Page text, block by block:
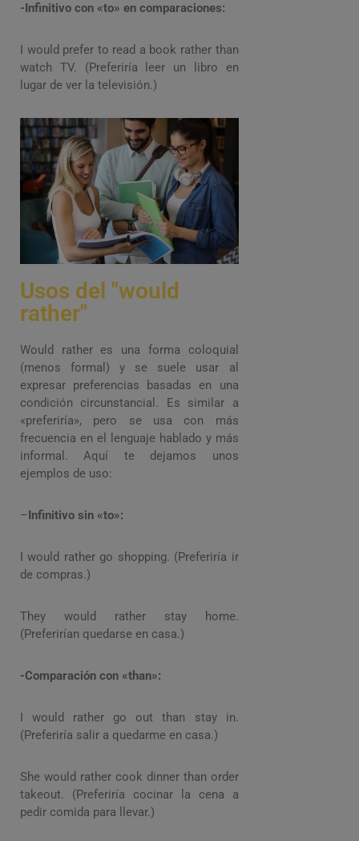
-Infinitivo con «to» en comparaciones:
I would prefer to read a book rather than
watch TV. (Preferiría leer un libro en
lugar de ver la televisión.)
Usos del "would
rather"
Would rather es una forma coloquial
(menos formal) y se suele usar al
expresar preferencias basadas en una
condición circunstancial. Es similar a
«preferiría», pero se usa con más
frecuencia en el lenguaje hablado y más
informal. Aquí te dejamos unos
ejemplos de uso:
–Infinitivo sin «to»:
I would rather go shopping. (Preferiría ir
de compras.)
They would rather stay home.
(Preferirían quedarse en casa.)
-Comparación con «than»:
I would rather go out than stay in.
(Preferiría salir a quedarme en casa.)
She would rather cook dinner than order
takeout. (Preferiría cocinar la cena a
pedir comida para llevar.)